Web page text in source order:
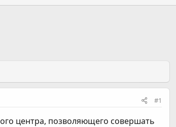
#1
центра, позволяющего совершать